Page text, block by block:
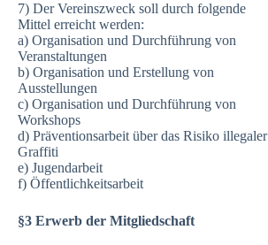
7) Der Vereinszweck soll durch folgende
Mittel erreicht werden:
a) Organisation und Durchführung von
Veranstaltungen
b) Organisation und Erstellung von
Ausstellungen
c) Organisation und Durchführung von
Workshops
d) Präventionsarbeit über das Risiko illegaler
Graffiti
e) Jugendarbeit
f) Öffentlichkeitsarbeit
§3 Erwerb der Mitgliedschaft